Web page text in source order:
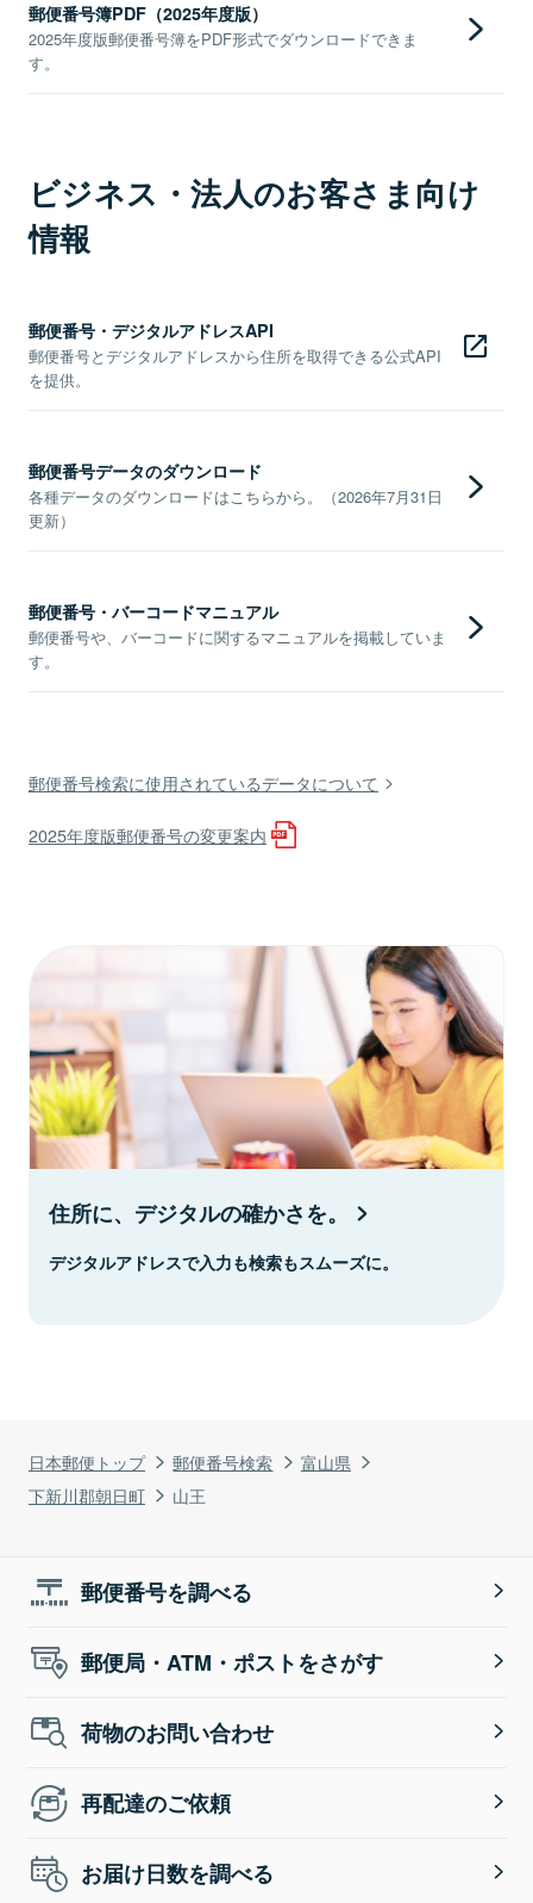
日本郵便トップ 郵便番号検索
富山県
下新川郡朝日町
山王
郵便番号簿PDF（2025年度版）
2025年度版郵便番号簿をPDF形式でダウンロードできま
す。
ビジネス・法人のお客さま向け
情報
郵便番号・デジタルアドレスAPI
郵便番号とデジタルアドレスから住所を取得できる公式API
を提供。
郵便番号データのダウンロード
各種データのダウンロードはこちらから。（2026年7月31日
更新）
郵便番号・バーコードマニュアル
郵便番号や、バーコードに関するマニュアルを掲載していま
す。
郵便番号検索に使用されているデータについて
2025年度版郵便番号の変更案内
住所に、デジタルの確かさを。
デジタルアドレスで入力も検索もスムーズに。
郵便番号を調べる
郵便局・ATM・ポストをさがす
荷物のお問い合わせ
再配達のご依頼
お届け日数を調べる